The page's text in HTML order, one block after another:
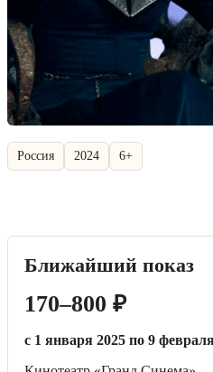
Россия 2024 6+
Ближайший показ
170–800 ₽
с 1 января 2025 по 9